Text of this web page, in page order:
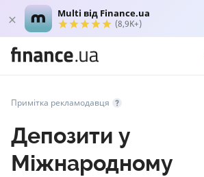
Multi від Finance.ua
(8,9K+)
Примітка рекламодавця
Депозити у
Міжнародному